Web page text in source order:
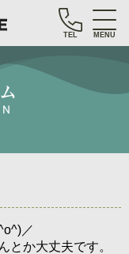
TEL MENU
／
とか大丈夫です。